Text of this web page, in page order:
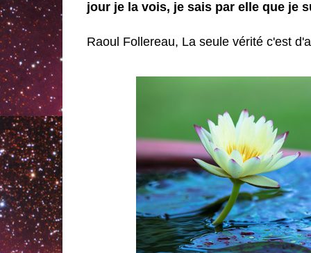
jour je la vois, je sais par elle que je
Raoul Follereau, La seule vérité c'est